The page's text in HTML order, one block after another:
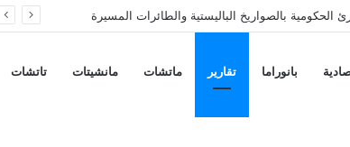
وسقوط قتلى وجرحى
بانوراما تقارير ماتشات مانشيتات تاتشات